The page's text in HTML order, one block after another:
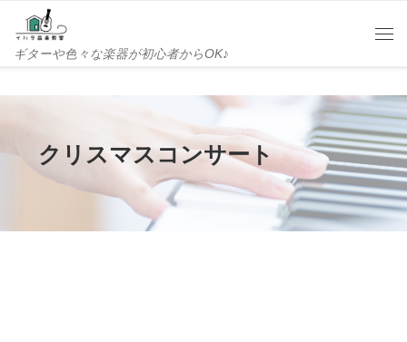
Skip to content
ギターや色々な楽器が初心者からOK♪
クリスマスコンサート